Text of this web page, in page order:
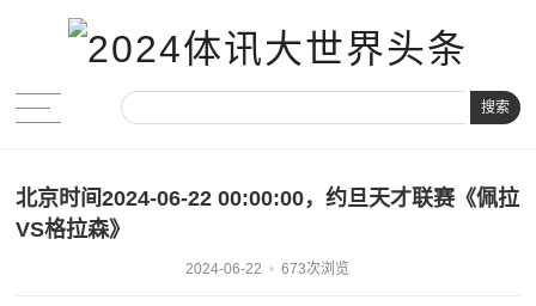
搜索
北京时间2024-06-22 00:00:00，约旦天才联赛《佩拉
VS格拉森》
2024-06-22 673次浏览